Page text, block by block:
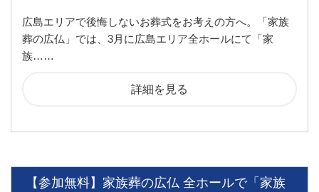
広島エリアで後悔しないお葬式をお考えの方へ。「家族
葬の広仏」では、3月に広島エリア全ホールにて「家
族……
詳細を見る
【参加無料】家族葬の広仏 全ホールで「家族